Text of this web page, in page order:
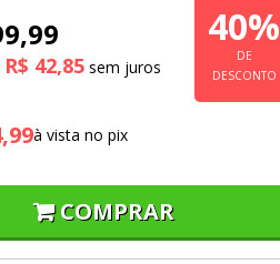
R$ 42,85
40%
DE
DESCONTO
à vista no pix
COMPRAR